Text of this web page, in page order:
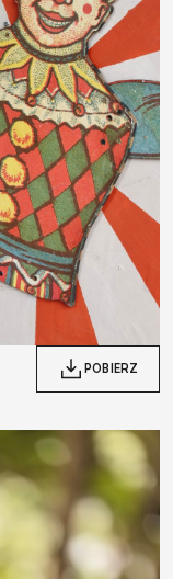
POBIERZ